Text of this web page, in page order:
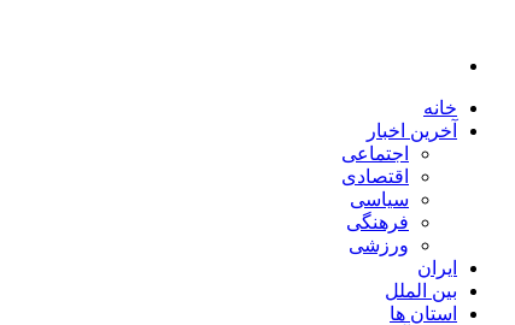
خانه
آخرین اخبار
اجتماعی
اقتصادی
سیاسی
فرهنگی
ورزشی
ایران
بین الملل
استان ها